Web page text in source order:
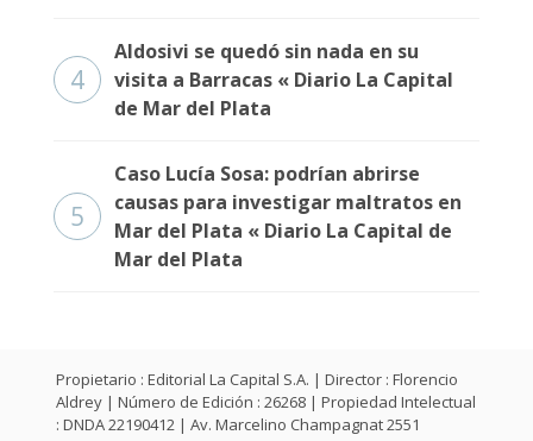
4
Aldosivi se quedó sin nada en su
visita a Barracas « Diario La Capital
de Mar del Plata
5
Caso Lucía Sosa: podrían abrirse
causas para investigar maltratos en
Mar del Plata « Diario La Capital de
Mar del Plata
Propietario : Editorial La Capital S.A. | Director : Florencio
Aldrey | Número de Edición : 26268 | Propiedad Intelectual
: DNDA 22190412 | Av. Marcelino Champagnat 2551